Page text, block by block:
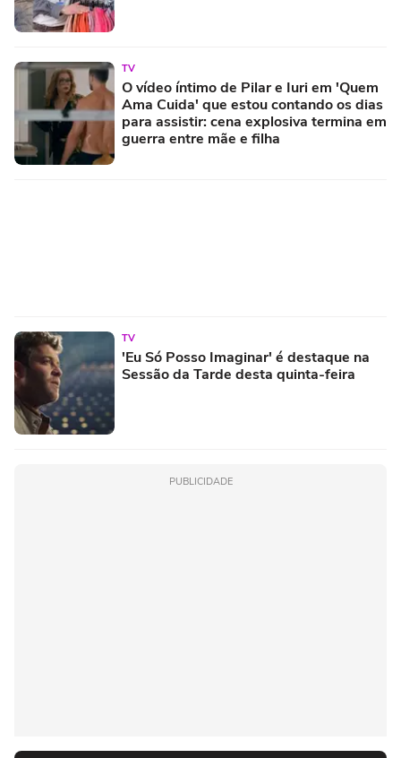
TV
O vídeo íntimo de Pilar e Iuri em 'Quem
Ama Cuida' que estou contando os dias
para assistir: cena explosiva termina em
guerra entre mãe e filha
TV
'Eu Só Posso Imaginar' é destaque na
Sessão da Tarde desta quinta-feira
PUBLICIDADE